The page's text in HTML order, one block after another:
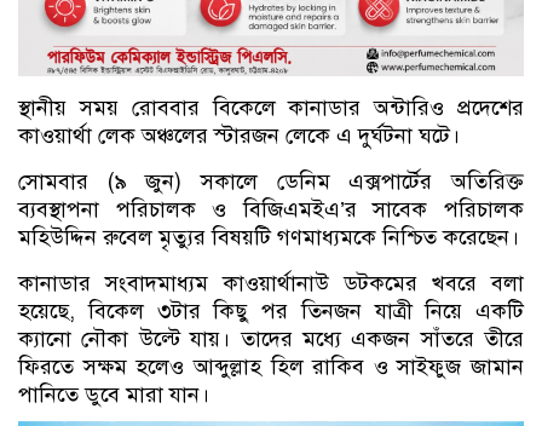
স্থানীয় সময় রোববার বিকেলে কানাডার অন্টারিও প্রদেশের
কাওয়ার্থা লেক অঞ্চলের স্টারজন লেকে এ দুর্ঘটনা ঘটে।
সোমবার (৯ জুন) সকালে ডেনিম এক্সপার্টের অতিরিক্ত
ব্যবস্থাপনা পরিচালক ও বিজিএমইএ’র সাবেক পরিচালক
মহিউদ্দিন রুবেল মৃত্যুর বিষয়টি গণমাধ্যমকে নিশ্চিত করেছেন।
কানাডার সংবাদমাধ্যম কাওয়ার্থানাউ ডটকমের খবরে বলা
হয়েছে, বিকেল ৩টার কিছু পর তিনজন যাত্রী নিয়ে একটি
ক্যানো নৌকা উল্টে যায়। তাদের মধ্যে একজন সাঁতরে তীরে
ফিরতে সক্ষম হলেও আব্দুল্লাহ হিল রাকিব ও সাইফুজ জামান
পানিতে ডুবে মারা যান।